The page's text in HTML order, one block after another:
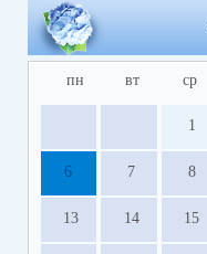
пн вт ср
1
6 7 8
13 14 15